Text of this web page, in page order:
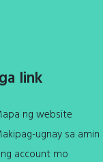
link
ng website
ugnay sa amin
account mo